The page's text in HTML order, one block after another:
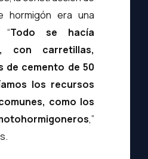
hormigón era una
“Todo se hacía
con carretillas,
de cemento de 50
los recursos
como los
,”